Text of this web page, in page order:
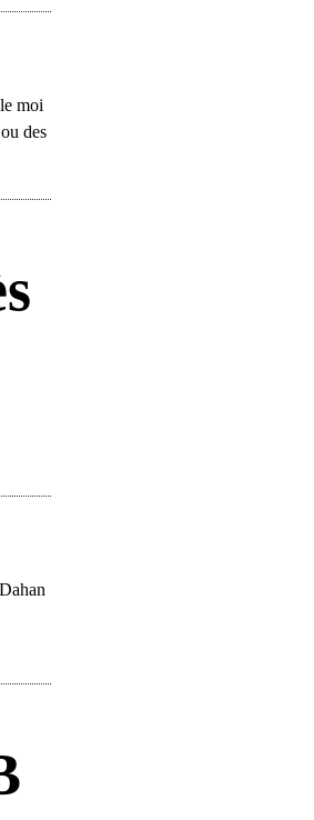
moi
des